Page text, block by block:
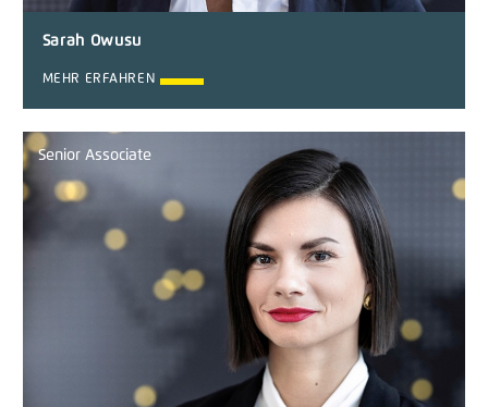
Sarah Owusu
MEHR ERFAHREN
Senior Associate